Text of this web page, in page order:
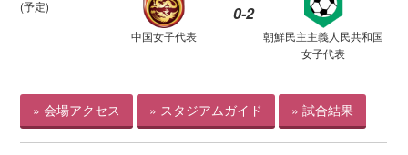
(予定)
中国女子代表
0-2
朝鮮民主主義人民共和国
女子代表
» 会場アクセス » スタジアムガイド » 試合結果